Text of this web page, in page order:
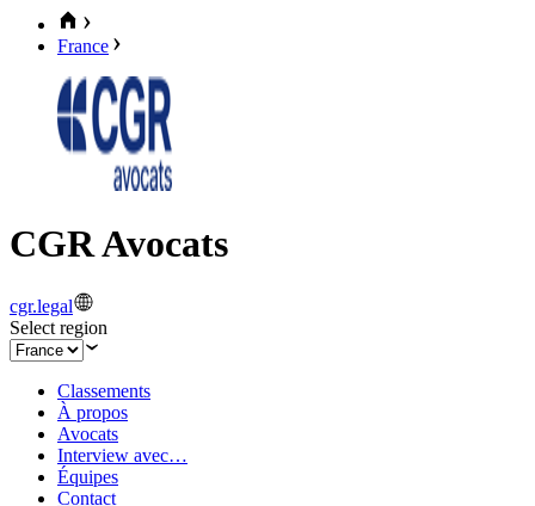
France
CGR Avocats
cgr.legal
Select region
Classements
À propos
Avocats
Interview avec…
Équipes
Contact